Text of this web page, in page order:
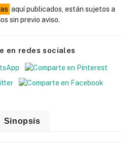
aquí publicados, están sujetos a
sin previo aviso.
en redes sociales
Sinopsis